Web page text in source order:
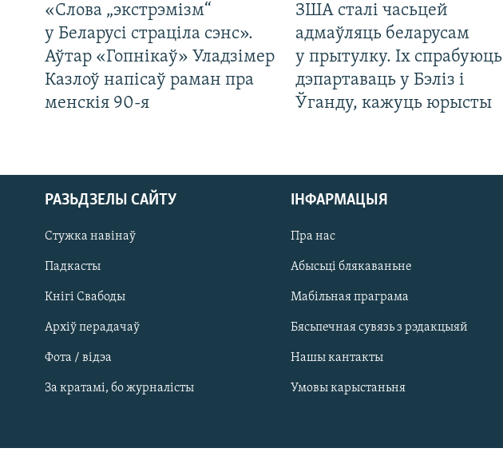
САЧЫЦЕ ЗА АБНАЎЛЕНЬНЯМІ
«Слова „экстрэмізм“
у Беларусі страціла сэнс».
Аўтар «Гопнікаў» Уладзімер
Казлоў напісаў раман пра
менскія 90-я
ЗША сталі часьцей
адмаўляць беларусам
у прытулку. Іх спрабуюць
дэпартаваць у Бэліз і
Ўганду, кажуць юрысты
РАЗЬДЗЕЛЫ САЙТУ
Стужка навінаў
Падкасты
Кнігі Свабоды
Архіў перадачаў
Фота / відэа
За кратамі, бо журналісты
ІНФАРМАЦЫЯ
Пра нас
Абысьці блякаваньне
Мабільная праграма
Бясьпечная сувязь з рэдакцыяй
Нашы кантакты
Умовы карыстаньня